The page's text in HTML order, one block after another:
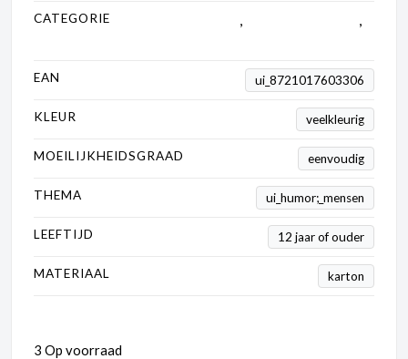
CATEGORIE ,
,
EAN ui_8721017603306
KLEUR veelkleurig
MOEILIJKHEIDSGRAAD eenvoudig
THEMA ui_humor;_mensen
LEEFTIJD 12 jaar of ouder
MATERIAAL karton
3 Op voorraad